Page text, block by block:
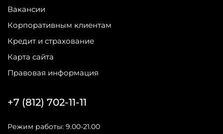
Вакансии
Корпоративным клиентам
Кредит и страхование
Карта сайта
Правовая информация
+7 (812) 702-11-11
Режим работы: 9.00-21.00